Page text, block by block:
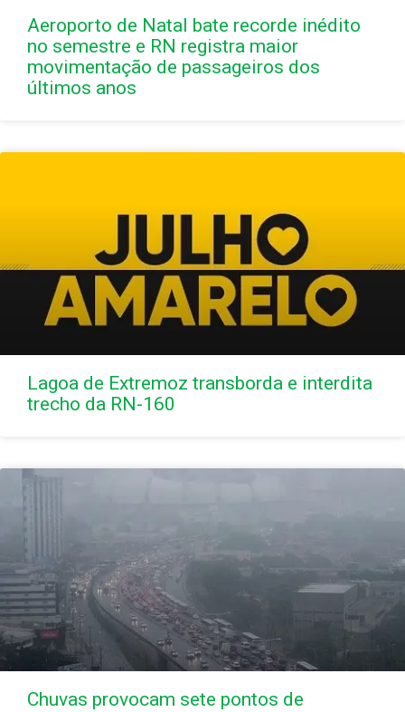
Aeroporto de Natal bate recorde inédito
no semestre e RN registra maior
movimentação de passageiros dos
últimos anos
Lagoa de Extremoz transborda e interdita
trecho da RN-160
Chuvas provocam sete pontos de